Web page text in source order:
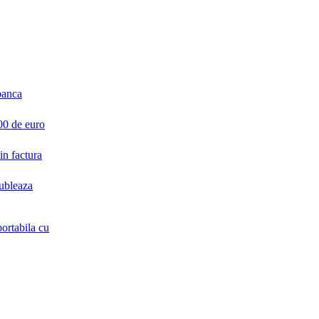
de euro
factura
cu